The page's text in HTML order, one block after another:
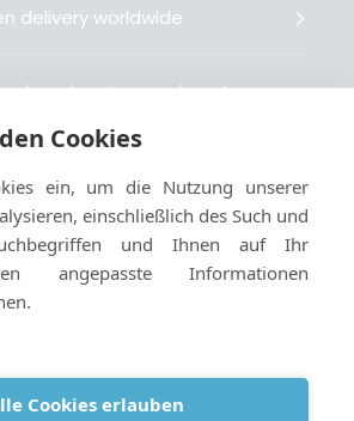
delivery worldwide
dans le monde entier
de oxígeno medicinal en el
|Cookies und
Cookies
ein, um die Nutzung unserer
einschließlich des Such und
und Ihnen auf Ihr
angepasste Informationen
Cookies erlauben